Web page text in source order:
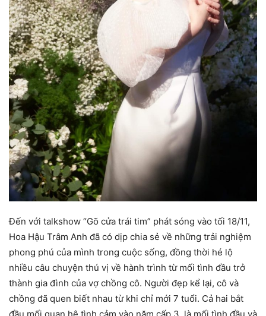
Đến với talkshow “Gõ cửa trái tim” phát sóng vào tối 18/11,
Hoa Hậu Trâm Anh đã có dịp chia sẻ về những trải nghiệm
phong phú của mình trong cuộc sống, đồng thời hé lộ
nhiều câu chuyện thú vị về hành trình từ mối tình đầu trở
thành gia đình của vợ chồng cô. Người đẹp kể lại, cô và
chồng đã quen biết nhau từ khi chỉ mới 7 tuổi. Cả hai bắt